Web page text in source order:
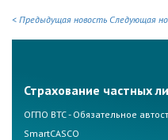
< Предыдущая новость Следующая
Страхование частных
ОГПО ВТС - Обязательное
SmartCASCO